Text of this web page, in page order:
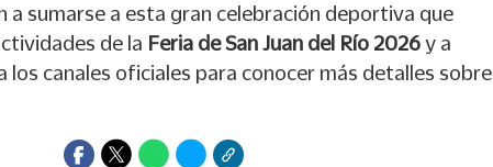
a sumarse a esta gran celebración deportiva que
de la Feria de San Juan del Río 2026 y a
los canales oficiales para conocer más detalles sobre